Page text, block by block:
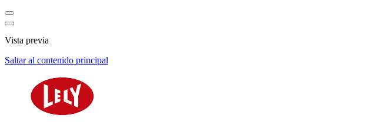
Vista previa
Saltar al contenido principal